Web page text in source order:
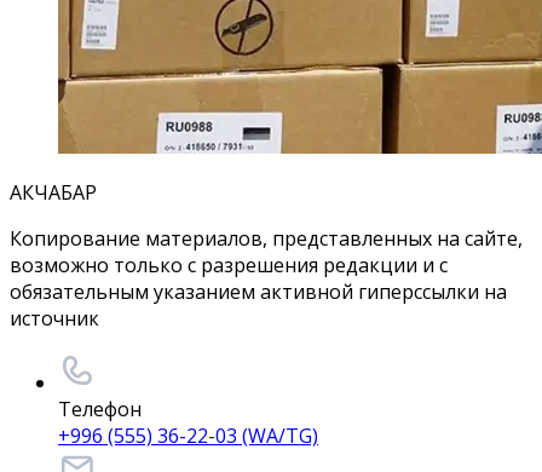
АКЧАБАР
Копирование материалов, представленных на сайте,
возможно только с разрешения редакции и с
обязательным указанием активной гиперссылки на
источник
Телефон
+996 (555) 36-22-03 (WA/TG)